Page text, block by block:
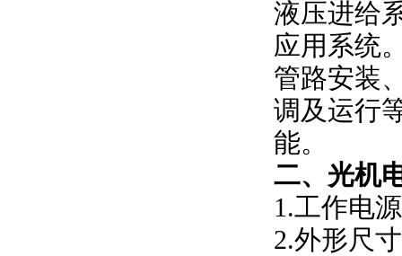
液压进给
应用系统
管路安装
调及运行
能。
二、 光机
1.工作电
2.外形尺